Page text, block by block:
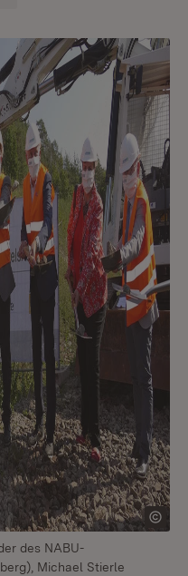
des NABU-
Michael Stierle